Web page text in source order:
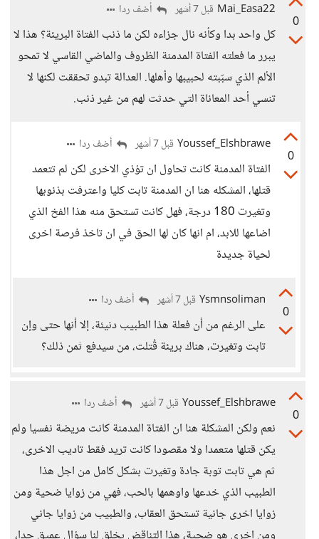
0
Mai_Easa22 قبل 7 أشهر أضف ردا
كل واحد بدا وكأنه نال جزاءه لكن ما ذنب الفتاة البريئة؟ هذا لا
يبرر ما فعلته الفتاة المدمنة الظروف والماضي القاسي لا تمحو
الألم الذي سبّبته لحبيبها وأهلها. العدالة تبدو تحققت لكنها لا
تنسي أحد المعاناة التي حدثت لهم من غير ذنب.
0
Youssef_Elshbrawe قبل 7 أشهر أضف ردا
الفتاة المدمنة كانت تحاول ان تؤذي الاخرى لكن لم تتعمد
قتلها، المشكله هنا ان المدمنة تابت كليا واعترفت بذنوبها
وتغيرت 180 درجة، فهل كانت تستحق منه هذا الفخ الذي
اضاعها للابد، ام انها كان لها الحق في ان تاخذ فرصة اخرى
لحياة جديدة
0
Ysmnsoliman قبل 7 أشهر أضف ردا
على الرغم من أن فعلة هذا الطبيب دنيئة، إلا أنها حتى وإن
تابت وتغيرت، هناك بريئة قُتلت، من سيدفع ثمن ذلك؟
0
Youssef_Elshbrawe قبل 7 أشهر أضف ردا
نعم ولكن المشكلة هنا ان الفتاة المدمنة كانت مريضة نفسيا ولم
يكن قتلها متعمدا ولا مقصودا كانت تريد فقط تاديب الاخرى،
ثم هي تابت توبة جادة وتغيرت بشكل كامل من اجل هذا
الطبيب الذي خدعها واوهمها بالحب، فهي من زوايا ضحية ومن
زوايا اخرى جانية تستحق العقاب، والطبيب من زوايا جاني